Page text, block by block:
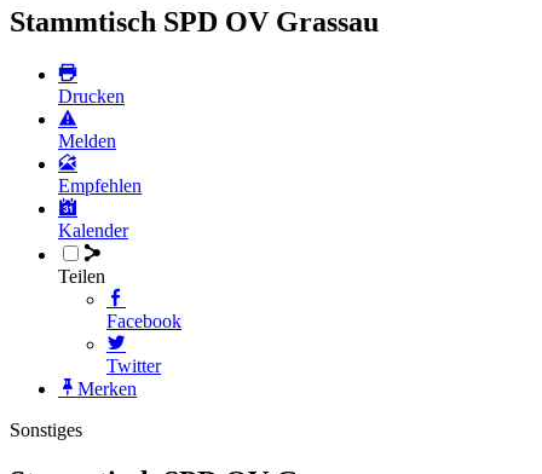
Stammtisch SPD OV Grassau
Drucken
Melden
Empfehlen
Kalender
Teilen
Facebook
Twitter
Merken
Sonstiges